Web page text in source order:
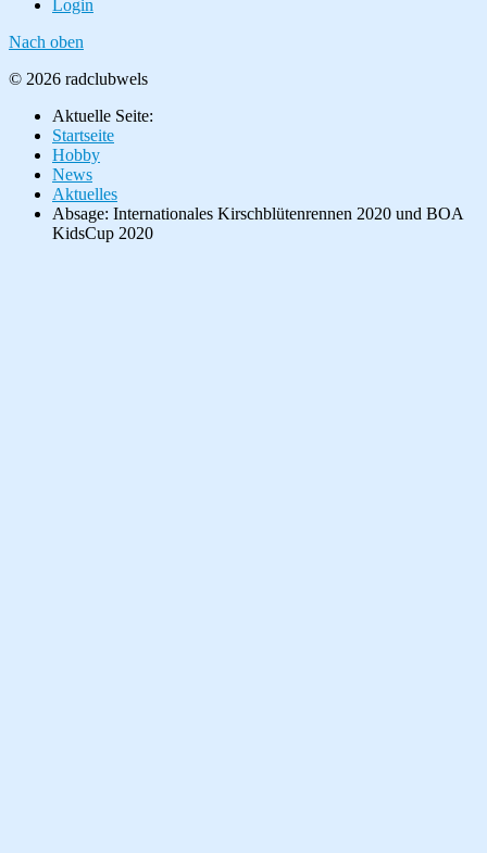
Login
Nach oben
© 2026 radclubwels
Aktuelle Seite:
Startseite
Hobby
News
Aktuelles
Absage: Internationales Kirschblütenrennen 2020 und BOA
KidsCup 2020